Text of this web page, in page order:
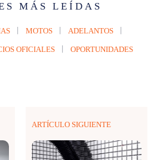
MÁS LEÍDAS
MOTOS ADELANTOS
OFICIALES OPORTUNIDADES
ARTÍCULO SIGUIENTE